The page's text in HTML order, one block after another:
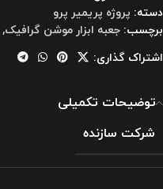
دسته: پروژه پریمیر پرو
برچسب: جعبه ابزار موشن گرافیک,
اشتراک گذاری:
توضیحات تکمیلی
شرکت سازنده